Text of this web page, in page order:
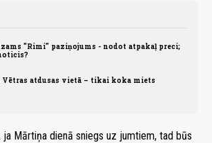
"Rimi" paziņojums - nodot atpakaļ preci;
Vētras atdusas vietā – tikai koka miets
Mārtiņa dienā sniegs uz jumtiem, tad būs